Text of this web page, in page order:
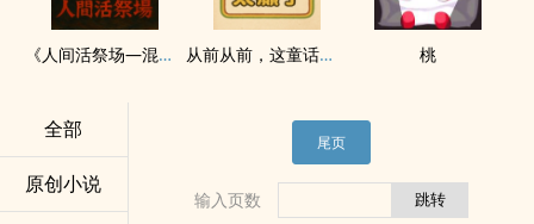
《人间活祭场—混世魔王：翟沁雪》 从前从前，这童话太癫了 桃
全部
原创小说
尾页
输入页数